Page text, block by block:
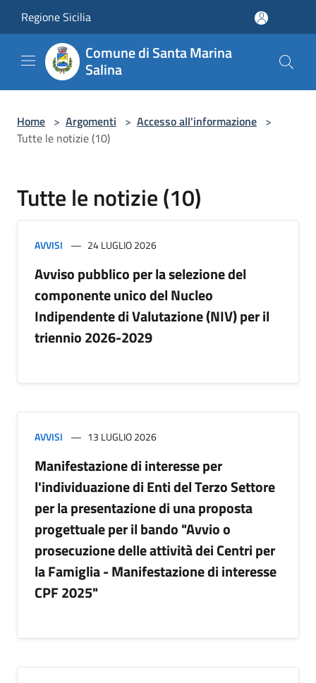
Regione Sicilia
Comune di Santa Marina
Salina
Home > Argomenti > Accesso all'informazione >
Tutte le notizie (10)
Tutte le notizie (10)
AVVISI 24 LUGLIO 2026
Avviso pubblico per la selezione del
componente unico del Nucleo
Indipendente di Valutazione (NIV) per il
triennio 2026-2029
AVVISI 13 LUGLIO 2026
Manifestazione di interesse per
l'individuazione di Enti del Terzo Settore
per la presentazione di una proposta
progettuale per il bando "Avvio o
prosecuzione delle attività dei Centri per
la Famiglia - Manifestazione di interesse
CPF 2025"